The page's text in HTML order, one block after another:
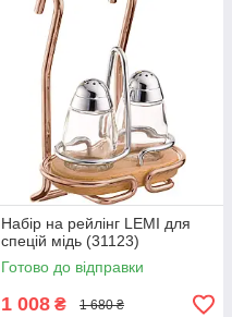
Набір на рейлінг LEMI для
спецій мідь (31123)
Готово до відправки
1 008 ₴ 1 680 ₴